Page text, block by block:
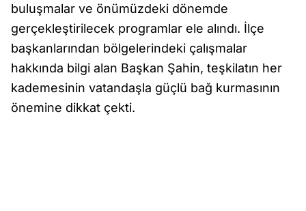
buluşmalar ve önümüzdeki dönemde
gerçekleştirilecek programlar ele alındı. İlçe
başkanlarından bölgelerindeki çalışmalar
hakkında bilgi alan Başkan Şahin, teşkilatın her
kademesinin vatandaşla güçlü bağ kurmasının
önemine dikkat çekti.